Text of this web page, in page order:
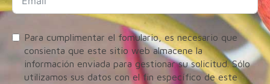
Para cumplimentar el fomulario, es necesario que
consienta que este sitio web almacene la
información enviada para gestionar su solicitud. Sólo
utilizamos sus datos con el fin específico de este